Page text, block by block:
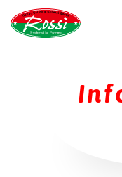
にあるジェ